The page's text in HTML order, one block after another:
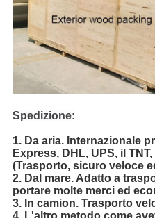
Spedizione:
1. Da aria. Internazionale
Express, DHL, UPS, il TNT,
(Trasporto, sicuro veloce
2. Dal mare. Adatto a
portare molte merci ed
3. In camion. Trasporto